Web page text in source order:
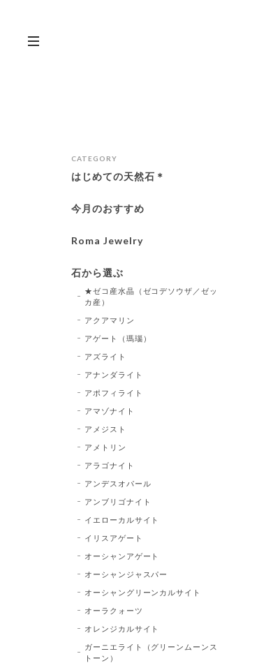
CATEGORY
はじめての天然石＊
今月のおすすめ
Roma Jewelry
石から選ぶ
★ゼコ産水晶（ゼコデソウザ／ゼッ
カ産）
アクアマリン
アゲート（瑪瑙）
アズライト
アナンダライト
アポフィライト
アマゾナイト
アメジスト
アメトリン
アラゴナイト
アンデスオパール
アンブリゴナイト
イエローカルサイト
イリスアゲート
オーシャンアゲート
オーシャンジャスパー
オーシャングリーンカルサイト
オーラクォーツ
オレンジカルサイト
ガーニエライト（グリーンムーンス
トーン）